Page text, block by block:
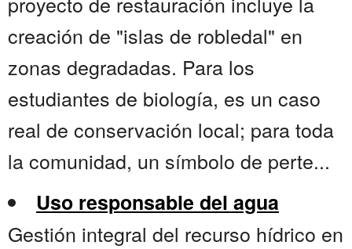
creación de "islas de robledal" en
zonas degradadas. Para los
estudiantes de biología, es un caso
real de conservación local; para toda
la comunidad, un símbolo de perte...
Uso responsable del agua
Gestión integral del recurso hídrico en